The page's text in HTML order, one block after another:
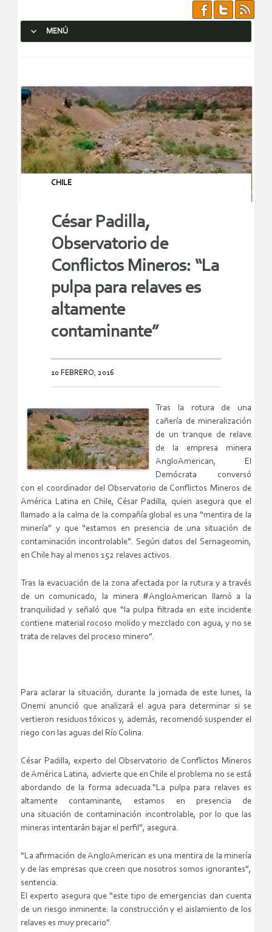
MENÚ
CHILE
César Padilla,
Observatorio de
Conflictos Mineros: “La
pulpa para relaves es
altamente
contaminante”
10 FEBRERO, 2016
Tras la rotura de una
cañería de mineralización
de un tranque de relave
de la empresa minera
AngloAmerican, El
Demócrata conversó
con el coordinador del Observatorio de Conflictos Mineros de
América Latina en Chile, César Padilla, quien asegura que el
llamado a la calma de la compañía global es una “mentira de la
minería” y que “estamos en presencia de una situación de
contaminación incontrolable”. Según datos del Sernageomin,
en Chile hay al menos 152 relaves activos.
Tras la evacuación de la zona afectada por la rutura y a través
de un comunicado, la minera #AngloAmerican llamó a la
tranquilidad y señaló que “la pulpa filtrada en este incidente
contiene material rocoso molido y mezclado con agua, y no se
trata de relaves del proceso minero”.
Para aclarar la situación, durante la jornada de este lunes, la
Onemi anunció que analizará el agua para determinar si se
vertieron residuos tóxicos y, además, recomendó suspender el
riego con las aguas del Río Colina.
César Padilla, experto del Observatorio de Conflictos Mineros
de América Latina, advierte que en Chile el problema no se está
abordando de la forma adecuada.“La pulpa para relaves es
altamente contaminante, estamos en presencia de
una situación de contaminación incontrolable, por lo que las
mineras intentarán bajar el perfil”, asegura.
“La afirmación de AngloAmerican es una mentira de la minería
y de las empresas que creen que nosotros somos ignorantes”,
sentencia.
El experto asegura que “este tipo de emergencias dan cuenta
de un riesgo inminente: la construcción y el aislamiento de los
relaves es muy precario”.